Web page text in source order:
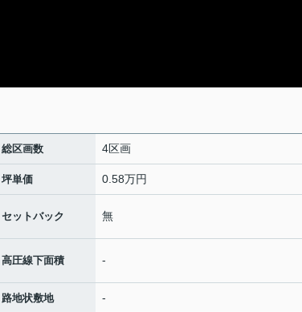
総区画数 4区画
坪単価 0.58万円
セットバック 無
高圧線下面積 -
路地状敷地 -